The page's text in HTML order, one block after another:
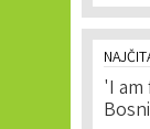
'I am